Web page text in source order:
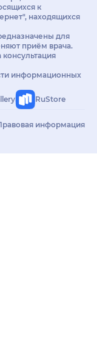
к
находящихся
для
приём врача.
информационных
RuStore
информация